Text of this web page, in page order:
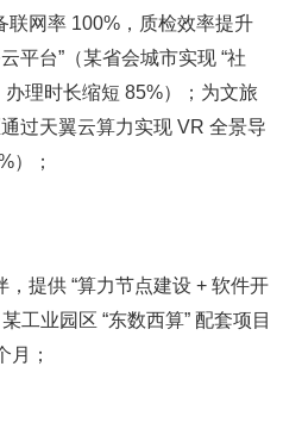
联网率 100%，质检效率提升
平台”（某省会城市实现 “社
理时长缩短 85%）；为文旅
过天翼云算力实现 VR 全景导
）；​
提供 “算力节点建设 + 软件开
工业园区 “东数西算” 配套项目
月；​